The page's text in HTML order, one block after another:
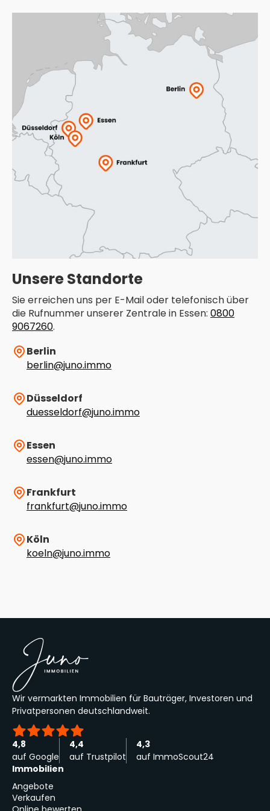
Unsere Standorte
Sie erreichen uns per E-Mail oder telefonisch über
die Rufnummer unserer Zentrale in Essen: 0800
9067260.
Berlin
berlin@juno.immo
Düsseldorf
duesseldorf@juno.immo
Essen
essen@juno.immo
Frankfurt
frankfurt@juno.immo
Köln
koeln@juno.immo
Wir vermarkten Immobilien für Bauträger, Investoren und
Privatpersonen deutschlandweit.
4,8
auf Google
4,4
auf Trustpilot
4,3
auf ImmoScout24
Immobilien
Angebote
Verkaufen